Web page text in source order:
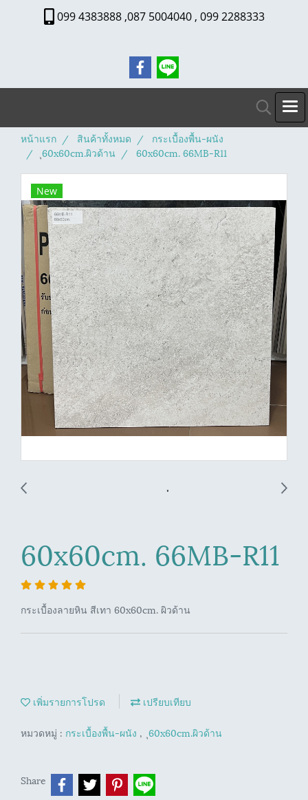
099 4383888 ,087 5004040 , 099 2288333
หน้าแรก สินค้าทั้งหมด
กระเบื้องพื้น-ผนัง
ุ60x60cm.ผิวด้าน
60x60cm. 66MB-R11
New
60x60cm. 66MB-R11
กระเบื้องลายหิน สีเทา 60x60cm. ผิวด้าน
เพิ่มรายการโปรด เปรียบเทียบ
หมวดหมู่ : กระเบื้องพื้น-ผนัง , ุ60x60cm.ผิวด้าน
Share